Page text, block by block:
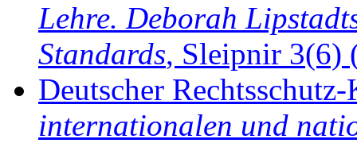
Lehre. Deborah
Standards, Sleipnir 3(6)
Deutscher
internationalen und